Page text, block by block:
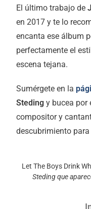
El último trabajo de
en 2017 y te lo
encanta ese álbum
perfectamente el
escena tejana.
Sumérgete en la
Steding y bucea por
compositor y
descubrimiento para
Let The Boys Drink
Steding que